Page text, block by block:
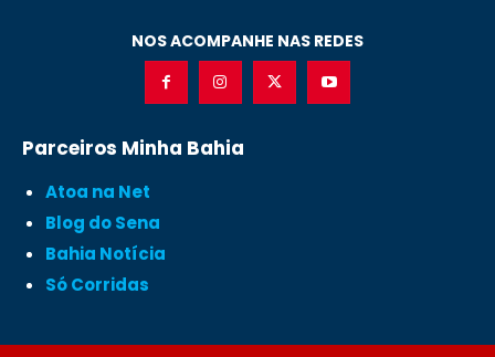
NOS ACOMPANHE NAS REDES
Parceiros Minha Bahia
Atoa na Net
Blog do Sena
Bahia Notícia
Só Corridas